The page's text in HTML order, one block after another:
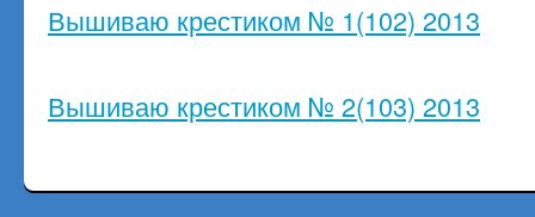
Вышиваю крестиком № 1(102) 2013
Вышиваю крестиком № 2(103) 2013